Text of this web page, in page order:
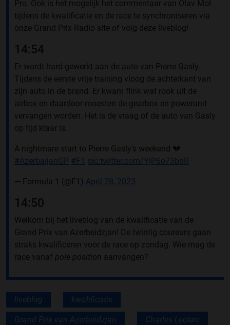
Pro. Ook is het mogelijk het commentaar van Olav Mol
tijdens de kwalificatie en de race te synchroniseren via
onze Grand Prix Radio site of volg deze liveblog!
14:54
Er wordt hard gewerkt aan de auto van Pierre Gasly.
Tijdens de eerste vrije training vloog de achterkant van
zijn auto in de brand. Er kwam flink wat rook uit de
airbox en daardoor moesten de gearbox en powerunit
vervangen worden. Het is de vraag of de auto van Gasly
op tijd klaar is.
A nightmare start to Pierre Gasly's weekend 💔
#AzerbaijanGP #F1 pic.twitter.com/YjP6o73bnR
— Formula 1 (@F1) April 28, 2023
14:50
Welkom bij het liveblog van de kwalificatie van de
Grand Prix van Azerbeidzjan! De twintig coureurs gaan
straks kwalificeren voor de race op zondag. Wie mag de
race vanaf pole position aanvangen?
liveblog kwalificatie
Grand Prix van Azerbeidzjan Charles Leclerc